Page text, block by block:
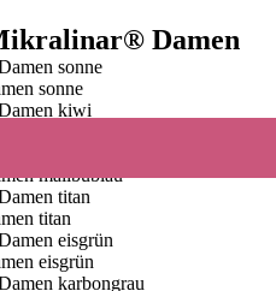
Damen
sonne
kiwi
malibublau
titan
eisgrün